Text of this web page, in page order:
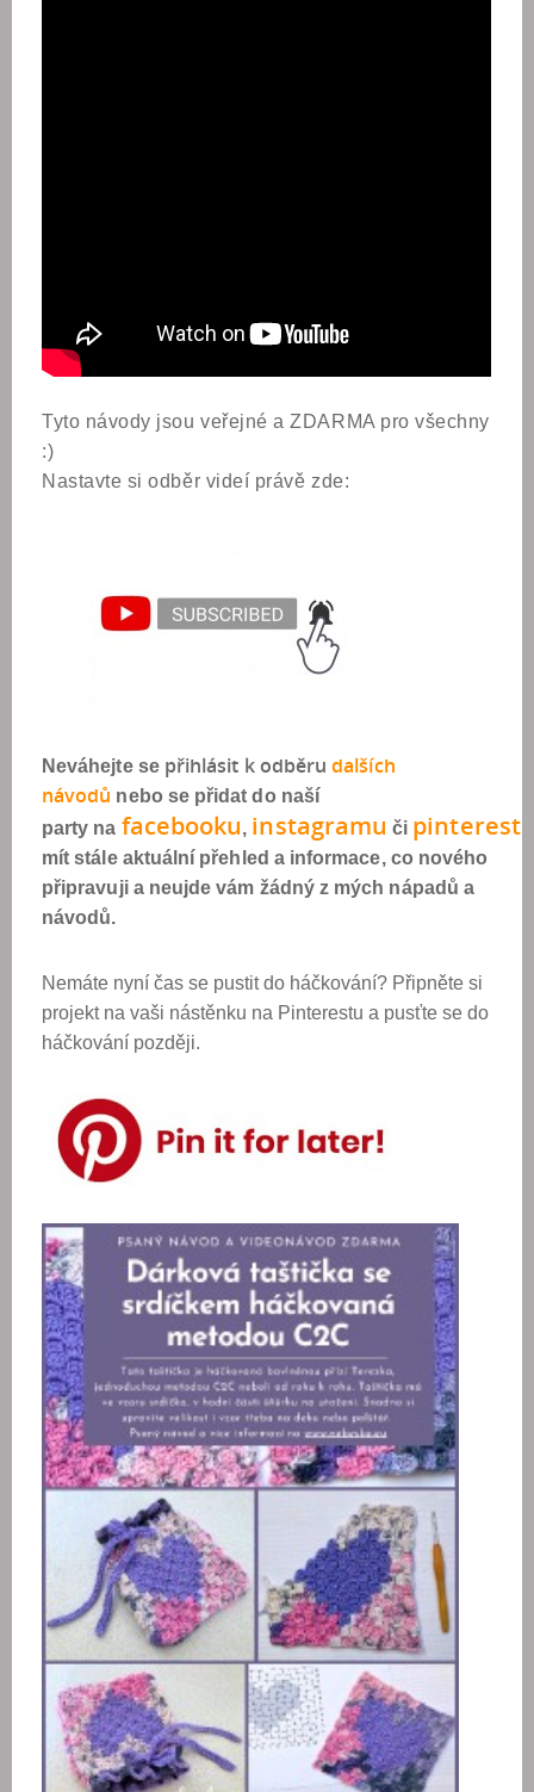
Tyto návody jsou veřejné a ZDARMA pro všechny
:)
Nastavte si odběr videí právě zde:
Neváhejte se přihlásit k odběru dalších
návodů nebo se přidat do naší
party na facebooku, instagramu či pinterest
mít stále aktuální přehled a informace, co nového
připravuji a neujde vám žádný z mých nápadů a
návodů.
Nemáte nyní čas se pustit do háčkování? Připněte si
projekt na vaši nástěnku na Pinterestu a pusťte se do
háčkování později.